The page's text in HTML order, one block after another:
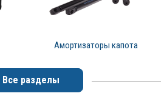
Амортизаторы капота
Все разделы